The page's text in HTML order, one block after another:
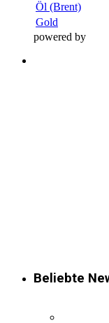
Öl (Brent)
Gold
powered by
Beliebte